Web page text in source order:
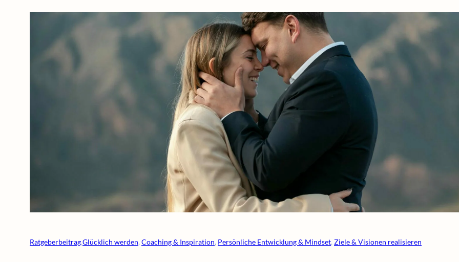
Ratgeberbeitrag,Glücklich werden, Coaching & Inspiration, Persönliche Entwicklung & Mindset, Ziele & Visionen realisieren